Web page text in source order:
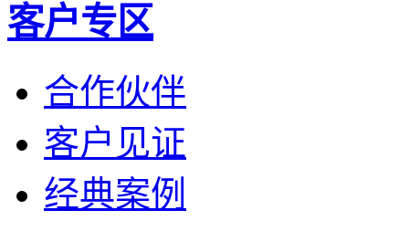
客户专区
合作伙伴
客户见证
经典案例